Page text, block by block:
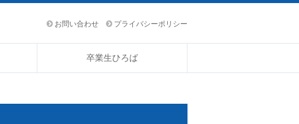
お問い合わせ プライバシーポリシー
卒業生ひろば